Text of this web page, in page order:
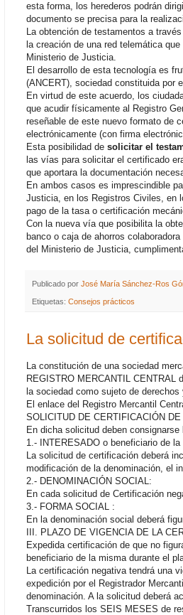
esta forma, los herederos podrán
documento se precisa para la
La obtención de testamentos a
la creación de una red telemática
Ministerio de Justicia.
El desarrollo de esta tecnología es
(ANCERT), sociedad constituida por
En virtud de este acuerdo, los
que acudir físicamente al Registro
reseñable de este nuevo formato de
electrónicamente (con firma
Esta posibilidad de solicitar el
las vías para solicitar el certificado
que aportara la documentación
En ambos casos es imprescindible
Justicia, en los Registros Civiles, en
pago de la tasa o certificación
Con la nueva vía que posibilita la
banco o caja de ahorros
del Ministerio de Justicia,
Publicado por José María Sánchez-Ros
Etiquetas: Consejos prácticos
La solicitud de
La constitución de una sociedad
REGISTRO MERCANTIL CENTRAL
la sociedad como sujeto de
El enlace del Registro Mercantil
SOLICITUD DE CERTIFICACIÓN
En dicha solicitud deben
1.- INTERESADO o beneficiario de
La solicitud de certificación deberá
modificación de la denominación, el
2.- DENOMINACIÓN SOCIAL:
En cada solicitud de Certificación
3.- FORMA SOCIAL :
En la denominación social deberá
III. PLAZO DE VIGENCIA DE LA
Expedida certificación de que no
beneficiario de la misma durante el
La certificación negativa tendrá una
expedición por el Registrador
denominación. A la solicitud deberá
Transcurridos los SEIS MESES de